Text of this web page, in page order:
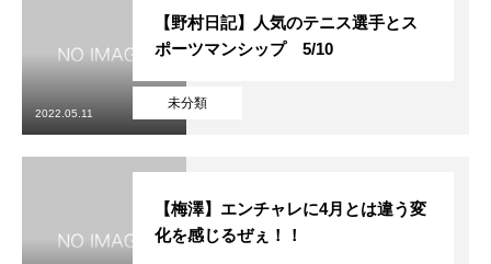
未分類
【野村日記】人気のテニス選手とス
ポーツマンシップ 5/10
2022.05.11
【梅澤】エンチャレに4月とは違う変
化を感じるぜぇ！！